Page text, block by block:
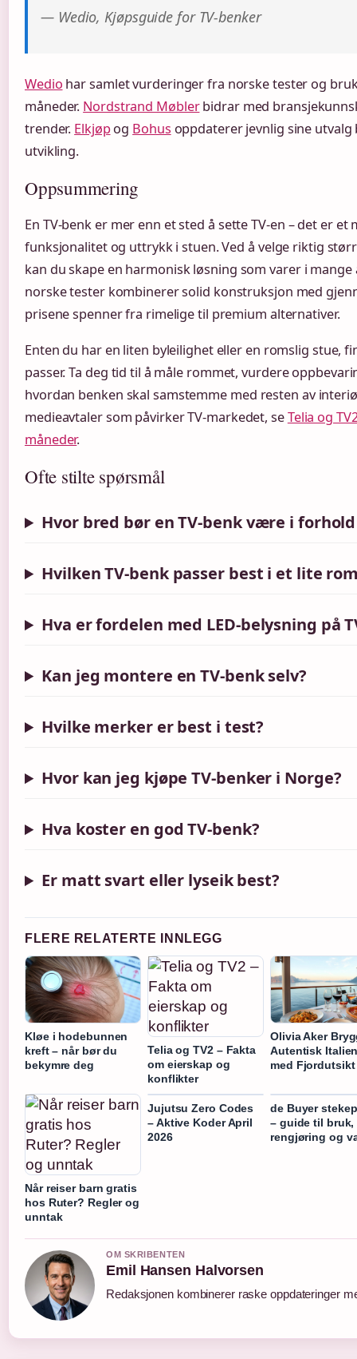
— Wedio, Kjøpsguide for TV-benker
Wedio har samlet vurderinger fra norske tester og
måneder. Nordstrand Møblerbidrar med
trender. Elkjøpog Bohus oppdaterer jevnlig sine
utvikling.
Oppsummering
En TV-benk er mer enn et sted å sette TV-en – det er
funksjonalitet og uttrykk i stuen. Ved å velge riktig
kan du skape en harmonisk løsning som varer i mange
norske tester kombinerer solid konstruksjon med
prisene spenner fra rimelige til premium alternativer.
Enten du har en liten byleilighet eller en romslig stue,
passer. Ta deg tid til å måle rommet, vurdere
hvordan benken skal samstemme med resten av
medieavtaler som påvirker TV-markedet, seTelia og
måneder.
Ofte stilte spørsmål
Hvor bred bør en TV-benk være i
Hvilken TV-benk passer best i et lite
Hva er fordelen med LED-belysning på
Kan jeg montere en TV-benk selv?
Hvilke merker er best i test?
Hvor kan jeg kjøpe TV-benker i Norge?
Hva koster en god TV-benk?
Er matt svart eller lyseik best?
FLERE RELATERTE INNLEGG
Kløe i hodebunnen
kreft – når bør du
bekymre deg
Telia og TV2 – Fakta
om eierskap og
konflikter
Olivia Aker
Autentisk
med Fjordutsikt
Når reiser barn gratis
hos Ruter? Regler og
unntak
Jujutsu Zero Codes
– Aktive Koder April
2026
de Buyer
– guide til bruk,
rengjøring og
OM SKRIBENTEN
Emil Hansen Halvorsen
Redaksjonen kombinerer raske oppdateringer